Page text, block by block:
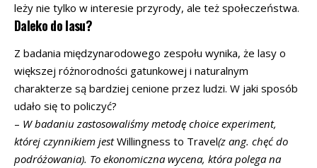
leży nie tylko w interesie przyrody, ale też społeczeństwa.
Daleko do lasu?
Z badania międzynarodowego zespołu wynika, że lasy o
większej różnorodności gatunkowej i naturalnym
charakterze są bardziej cenione przez ludzi. W jaki sposób
udało się to policzyć?
– W badaniu zastosowaliśmy metodę choice experiment,
której czynnikiem jestWillingness to Travel(z ang. chęć do
podróżowania). To ekonomiczna wycena, która polega na